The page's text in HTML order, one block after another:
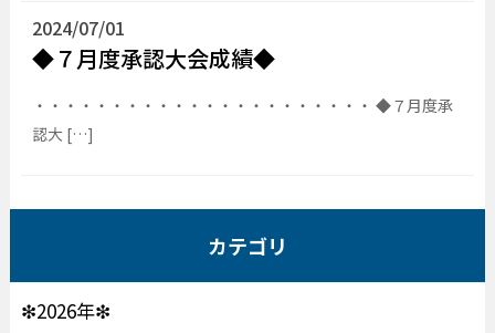
2024/07/01
◆７月度承認大会成績◆
・・・・・・・・・・・・・・・・・・・・・・ ◆７月度承
認大 […]
カテゴリ
❇2026年❇